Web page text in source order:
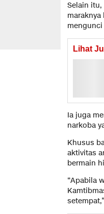
Selain
Lihat
Ia juga
narkoba
Khusus
aktivitas
bermain
“Apabila